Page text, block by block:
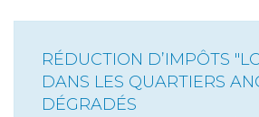
RÉDUCTION D’IMPÔTS
DANS LES QUARTIERS
DÉGRADÉS